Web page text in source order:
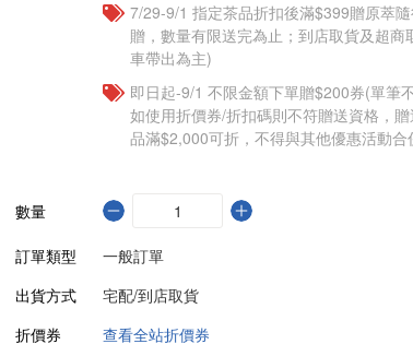
7/29-9/1 指定茶品折扣後滿$399贈原萃
贈，數量有限送完為止；到店取貨及超商
車帶出為主)
即日起-9/1 不限金額下單贈$200券(單筆
如使用折價券/折扣碼則不符贈送資格，
品滿$2,000可折，不得與其他優惠活動合
數量
訂單類型
一般訂單
出貨方式
宅配/到店取貨
折價券
查看全站折價券